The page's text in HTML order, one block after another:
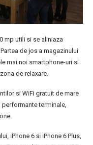
mp utili si se aliniaza
de jos a magazinului
mai noi smartphone-uri si
de relaxare.
si WiFi gratuit de mare
terminale,
iPhone 6 si iPhone 6 Plus,